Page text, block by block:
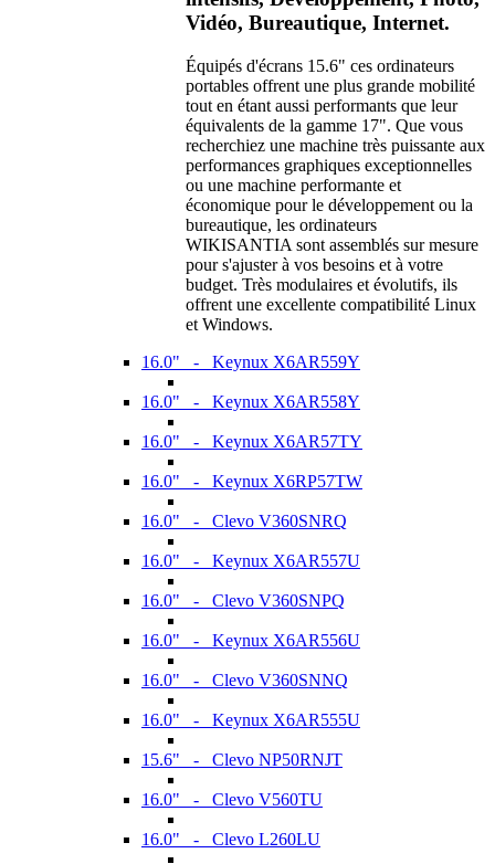
Vidéo, Bureautique, Internet.
Équipés d'écrans 15.6" ces ordinateurs
portables offrent une plus grande mobilité
tout en étant aussi performants que leur
équivalents de la gamme 17". Que vous
recherchiez une machine très puissante aux
performances graphiques exceptionnelles
ou une machine performante et
économique pour le développement ou la
bureautique, les ordinateurs
WIKISANTIA sont assemblés sur mesure
pour s'ajuster à vos besoins et à votre
budget. Très modulaires et évolutifs, ils
offrent une excellente compatibilité Linux
et Windows.
16.0" - Keynux X6AR559Y
16.0" - Keynux X6AR558Y
16.0" - Keynux X6AR57TY
16.0" - Keynux X6RP57TW
16.0" - Clevo V360SNRQ
16.0" - Keynux X6AR557U
16.0" - Clevo V360SNPQ
16.0" - Keynux X6AR556U
16.0" - Clevo V360SNNQ
16.0" - Keynux X6AR555U
15.6" - Clevo NP50RNJT
16.0" - Clevo V560TU
16.0" - Clevo L260LU